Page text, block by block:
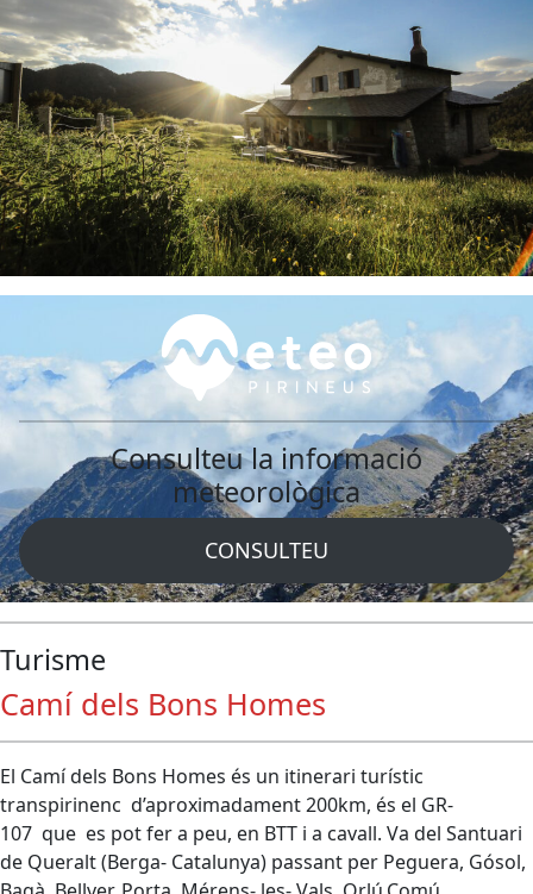
Consulteu la informació
meteorològica
CONSULTEU
Turisme
Camí dels Bons Homes
El Camí dels Bons Homes és un itinerari turístic
transpirinenc d’aproximadament 200km, és el GR-
107 que es pot fer a peu, en BTT i a cavall. Va del Santuari
de Queralt (Berga- Catalunya) passant per Peguera, Gósol,